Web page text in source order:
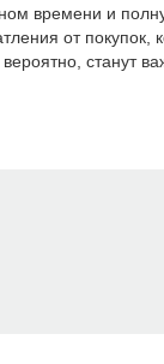
времени и
от покупок,
станут